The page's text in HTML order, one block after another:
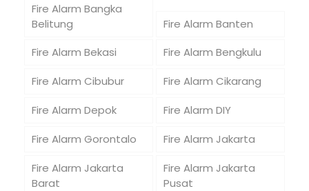
Fire Alarm Bangka
Belitung
Fire Alarm Banten
Fire Alarm Bekasi
Fire Alarm Bengkulu
Fire Alarm Cibubur
Fire Alarm Cikarang
Fire Alarm Depok
Fire Alarm DIY
Fire Alarm Gorontalo
Fire Alarm Jakarta
Fire Alarm Jakarta
Barat
Fire Alarm Jakarta
Pusat